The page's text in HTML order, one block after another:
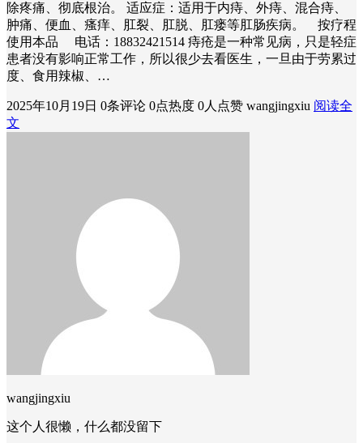
除疼痛、彻底根治。 适应症：适用于内痔、外痔、混合痔、
肿痛、便血、瘙痒、肛裂、肛脱、肛瘘等肛肠疾病。 按疗程
使用本品 电话：18832421514 痔疮是一种常见病，只是轻症
患者没有影响正常工作，所以很少去看医生，一旦由于劳累过
度、食用辣椒、…
2025年10月19日 0条评论 0点热度 0人点赞 wangjingxiu 阅读全
文
wangjingxiu
这个人很懒，什么都没留下